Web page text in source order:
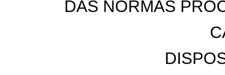
DAS NORMAS